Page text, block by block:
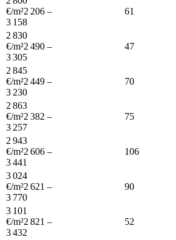
€/m²2 206 –
3 158
61
2 830
€/m²2 490 –
3 305
47
2 845
€/m²2 449 –
3 230
70
2 863
€/m²2 382 –
3 257
75
2 943
€/m²2 606 –
3 441
106
3 024
€/m²2 621 –
3 770
90
3 101
€/m²2 821 –
3 432
52